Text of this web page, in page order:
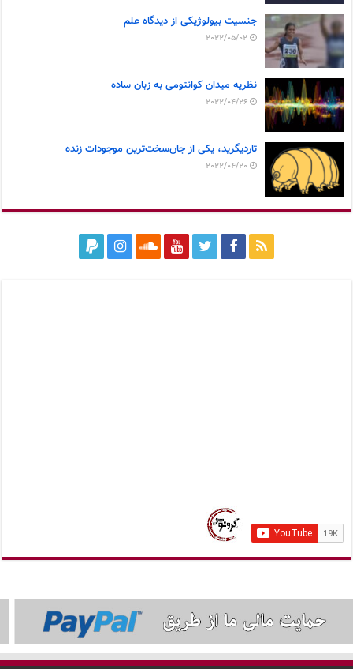
جنسیت بیولوژیکی از دیدگاه علم
2022/05/02
نظریه میدان کوانتومی به زبان ساده
2022/04/26
تاردیگرید، یکی از جان‌سخت‌ترین موجودات زنده
2022/04/20